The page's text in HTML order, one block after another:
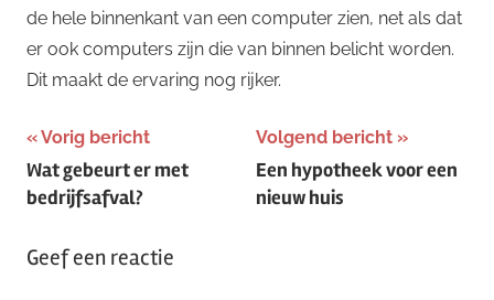
de hele binnenkant van een computer zien, net als dat
er ook computers zijn die van binnen belicht worden.
Dit maakt de ervaring nog rijker.
Bericht
navigatie
Vorig bericht
Wat gebeurt er met
bedrijfsafval?
Volgend bericht
Een hypotheek voor een
nieuw huis
Geef een reactie